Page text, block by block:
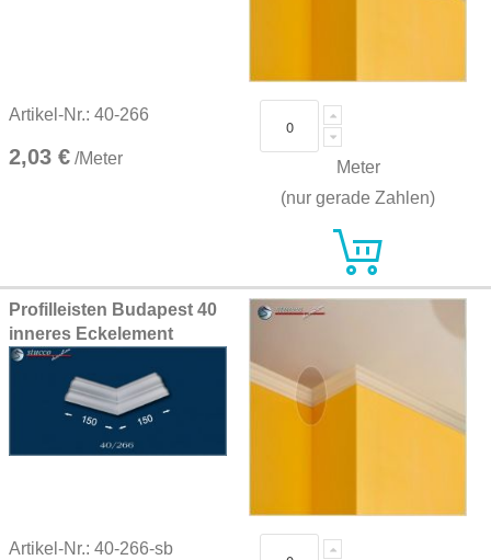
Artikel-Nr.: 40-266
2,03 € /Meter
Meter
(nur gerade Zahlen)
Profilleisten Budapest 40
inneres Eckelement
Artikel-Nr.: 40-266-sb